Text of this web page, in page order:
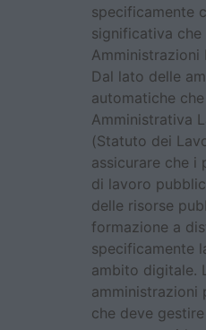
specificamente
significativa
Dal lato delle
automatiche
Amministrativa
(Statuto dei
assicurare che
di lavoro
delle risorse
formazione a
specificamente
ambito digitale.
amministrazioni
che deve